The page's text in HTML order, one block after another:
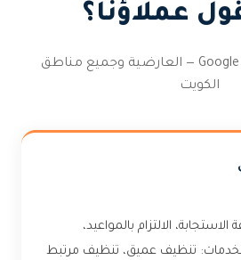
عملاؤنا؟
تقييم 4.9 نجوم على Google — العارضية وجميع مناطق
الكويت
الالتزام بالمواعيد،
الخدمات: تنظيف عميق، تنظيف مرتبط